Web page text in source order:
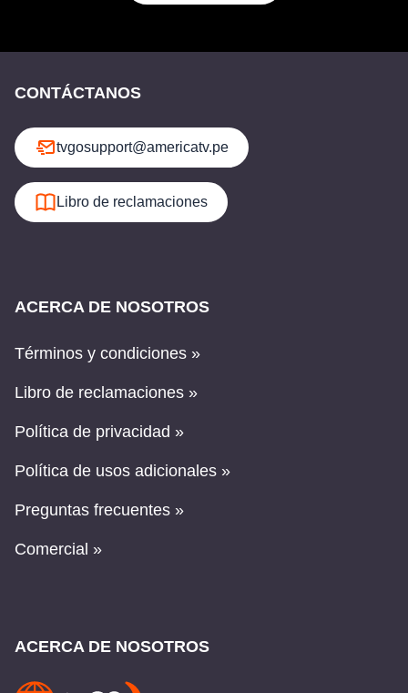
CONTÁCTANOS
tvgosupport@americatv.pe
Libro de reclamaciones
ACERCA DE NOSOTROS
Términos y condiciones »
Libro de reclamaciones »
Política de privacidad »
Política de usos adicionales »
Preguntas frecuentes »
Comercial »
ACERCA DE NOSOTROS